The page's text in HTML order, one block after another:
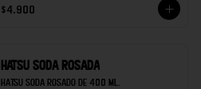
$4.900
Hatsu soda rosada
Hatsu soda rosado de 400 ml.